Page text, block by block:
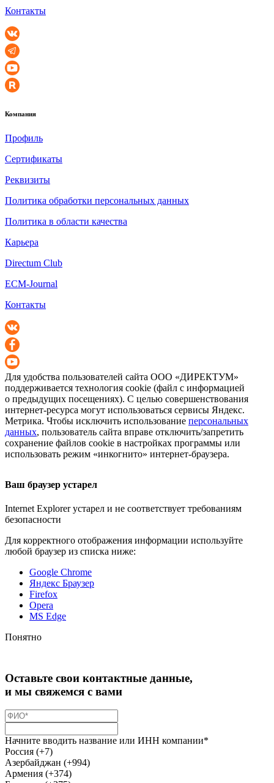
Контакты
Компания
Профиль
Сертификаты
Реквизиты
Политика обработки персональных данных
Политика в области качества
Карьера
Directum Club
ECM-Journal
Контакты
Для удобства пользователей сайта ООО «ДИРЕКТУМ»
поддерживается технология cookie (файл с информацией
о предыдущих посещениях). С целью совершенствования
интернет-ресурса могут использоваться сервисы Яндекс.
Метрика. Чтобы исключить использование персональных
данных, пользователь сайта вправе отключить/запретить
сохранение файлов cookie в настройках программы или
использовать режим «инкогнито» интернет-браузера.
Ваш браузер устарел
Internet Explorer устарел и не соответствует требованиям
безопасности
Для корректного отображения информации используйте
любой браузер из списка ниже:
Google Chrome
Яндекс Браузер
Firefox
Opera
MS Edge
Понятно
Оставьте свои контактные данные,
и мы свяжемся с вами
Начните вводить название или ИНН компании*
Россия (+7)
Азербайджан (+994)
Армения (+374)